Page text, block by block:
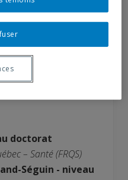
Psychologues
de la meilleure
NeuroQAM
Université du
doctorat
– Santé (FRQS)
Séguin - niveau